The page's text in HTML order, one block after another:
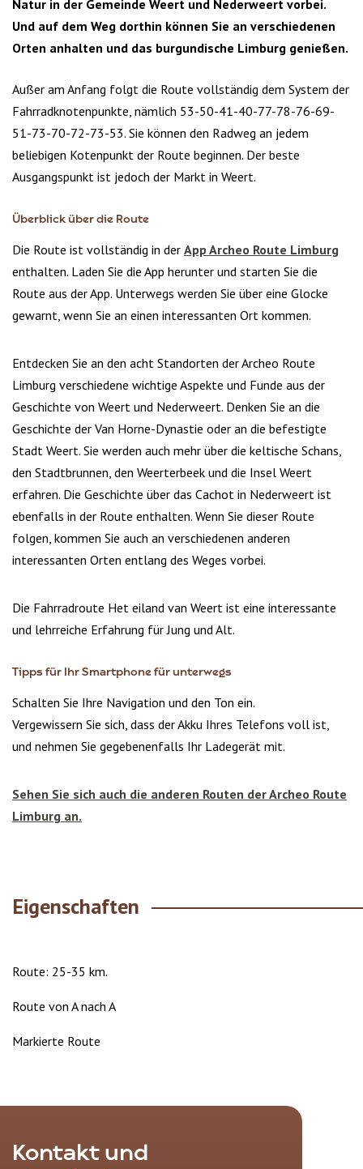
Natur in der Gemeinde Weert und Nederweert vorbei.
Und auf dem Weg dorthin können Sie an verschiedenen
Orten anhalten und das burgundische Limburg genießen.
Außer am Anfang folgt die Route vollständig dem System der
Fahrradknotenpunkte, nämlich 53-50-41-40-77-78-76-69-
51-73-70-72-73-53. Sie können den Radweg an jedem
beliebigen Kotenpunkt der Route beginnen. Der beste
Ausgangspunkt ist jedoch der Markt in Weert.
Überblick über die Route
Die Route ist vollständig in der App Archeo Route Limburg
enthalten. Laden Sie die App herunter und starten Sie die
Route aus der App. Unterwegs werden Sie über eine Glocke
gewarnt, wenn Sie an einen interessanten Ort kommen.
Entdecken Sie an den acht Standorten der Archeo Route
Limburg verschiedene wichtige Aspekte und Funde aus der
Geschichte von Weert und Nederweert. Denken Sie an die
Geschichte der Van Horne-Dynastie oder an die befestigte
Stadt Weert. Sie werden auch mehr über die keltische Schans,
den Stadtbrunnen, den Weerterbeek und die Insel Weert
erfahren. Die Geschichte über das Cachot in Nederweert ist
ebenfalls in der Route enthalten. Wenn Sie dieser Route
folgen, kommen Sie auch an verschiedenen anderen
interessanten Orten entlang des Weges vorbei.
Die Fahrradroute Het eiland van Weert ist eine interessante
und lehrreiche Erfahrung für Jung und Alt.
Tipps für Ihr Smartphone für unterwegs
Schalten Sie Ihre Navigation und den Ton ein.
Vergewissern Sie sich, dass der Akku Ihres Telefons voll ist,
und nehmen Sie gegebenenfalls Ihr Ladegerät mit.
Sehen Sie sich auch die anderen Routen der Archeo Route
Limburg an.
Eigenschaften
Route: 25-35 km.
Route von A nach A
Markierte Route
Kontakt und